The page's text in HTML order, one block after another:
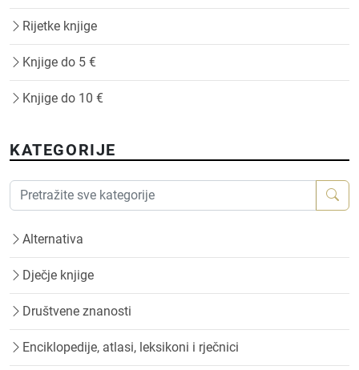
Rijetke knjige
Knjige do 5 €
Knjige do 10 €
KATEGORIJE
Alternativa
Dječje knjige
Društvene znanosti
Enciklopedije, atlasi, leksikoni i rječnici